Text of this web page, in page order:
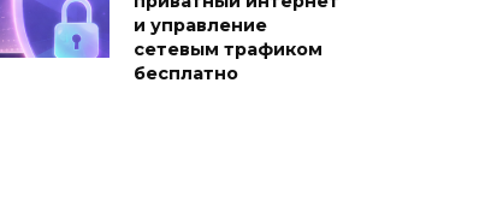
и управление
сетевым трафиком
бесплатно